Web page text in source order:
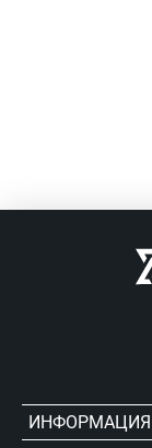
ИНФОРМАЦИЯ